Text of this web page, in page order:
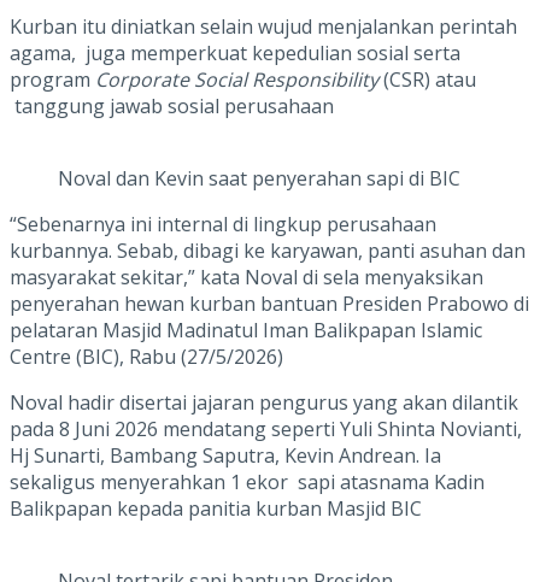
Kurban itu diniatkan selain wujud menjalankan perintah
agama, juga memperkuat kepedulian sosial serta
program Corporate Social Responsibility(CSR) atau
tanggung jawab sosial perusahaan
Noval dan Kevin saat penyerahan sapi di BIC
“Sebenarnya ini internal di lingkup perusahaan
kurbannya. Sebab, dibagi ke karyawan, panti asuhan dan
masyarakat sekitar,” kata Noval di sela menyaksikan
penyerahan hewan kurban bantuan Presiden Prabowo di
pelataran Masjid Madinatul Iman Balikpapan Islamic
Centre (BIC), Rabu (27/5/2026)
Noval hadir disertai jajaran pengurus yang akan dilantik
pada 8 Juni 2026 mendatang seperti Yuli Shinta Novianti,
Hj Sunarti, Bambang Saputra, Kevin Andrean. Ia
sekaligus menyerahkan 1 ekor sapi atasnama Kadin
Balikpapan kepada panitia kurban Masjid BIC